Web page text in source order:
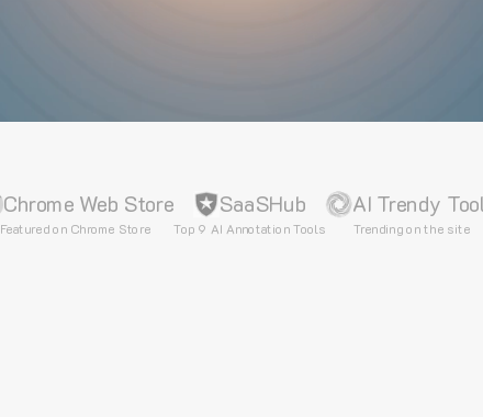
Chrome Web Store
Featured on Chrome Store
SaaSHub
Top 9 AI Annotation Tools
AI Trendy
Trending on the site